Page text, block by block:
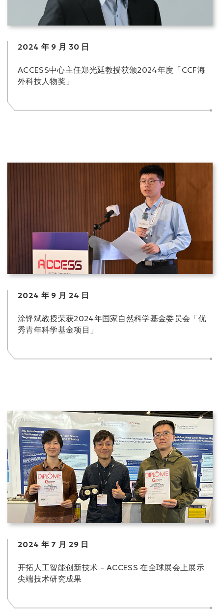
2024 年 9 月 30 日
ACCESS中心主任郑光廷教授获颁2024年度「CCF海
外科技人物奖」
2024 年 9 月 24 日
涂锋斌教授荣获2024年国家自然科学基金委员会「优
秀青年科学基金项目」
2024 年 7 月 29 日
开拓人工智能创新技术 – ACCESS 在全球展会上展示
尖端技术研究成果